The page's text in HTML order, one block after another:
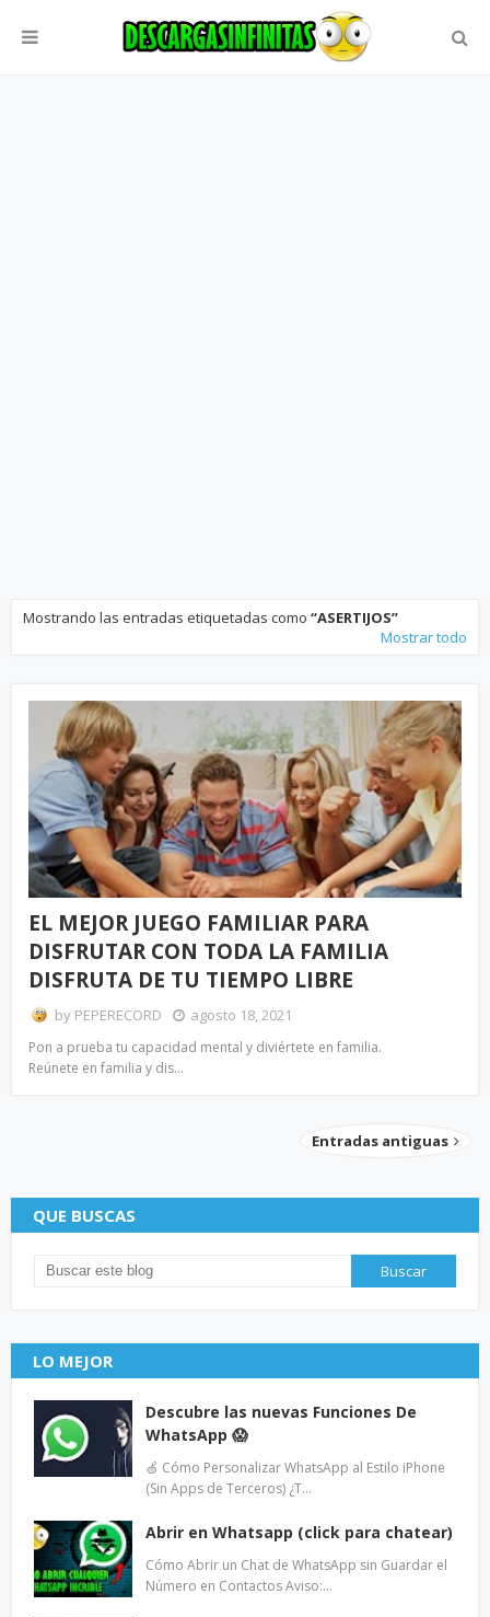
Mostrando las entradas etiquetadas como ASERTIJOS
Mostrar todo
EL MEJOR JUEGO FAMILIAR PARA
DISFRUTAR CON TODA LA FAMILIA
DISFRUTA DE TU TIEMPO LIBRE
by PEPERECORD agosto 18, 2021
Pon a prueba tu capacidad mental y diviértete en familia.
Reúnete en familia y dis…
Entradas antiguas
QUE BUSCAS
LO MEJOR
Descubre las nuevas Funciones De
WhatsApp 😱
🍏 Cómo Personalizar WhatsApp al Estilo iPhone
(Sin Apps de Terceros) ¿T…
Abrir en Whatsapp (click para chatear)
Cómo Abrir un Chat de WhatsApp sin Guardar el
Número en Contactos Aviso:…